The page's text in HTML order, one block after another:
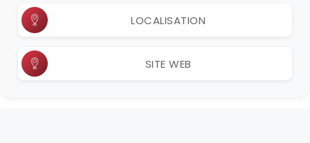
LOCALISATION
SITE WEB